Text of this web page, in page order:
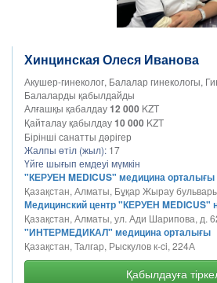
Хинцинская Олеся Иванова
Акушер-гинеколог, Балалар гинекологы,
Балаларды қабылдайды
Алғашқы қабалдау12 000 KZT
Қайталау қабылдау10 000 KZT
Бірінші санатты дәрігер
Жалпы өтіл (жыл): 17
Үйге шығып емдеуі мүмкін
"КЕРУЕН MEDICUS" медицина орталығы
Қазақстан, Алматы, Бұқар Жырау
Медицинский центр "КЕРУЕН MEDICUS"
Қазақстан, Алматы, ул. Ади Шарипова, д.
"ИНТЕРМЕДИКАЛ" медицина орталығы
Қазақстан, Талгар, Рыскулов к-ci, 224А
Қабылдауға